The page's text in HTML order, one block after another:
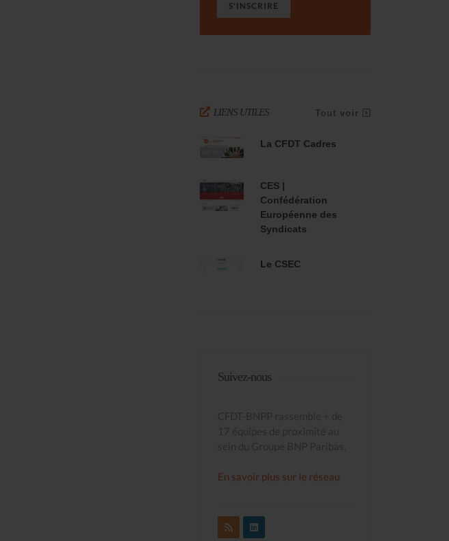
S'INSCRIRE
LIENS UTILES Tout voir
La CFDT Cadres
CES |
Confédération
Européenne des
Syndicats
Le CSEC
Suivez-nous
En savoir plus sur le réseau